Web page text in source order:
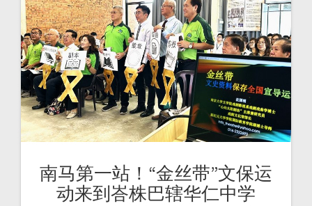
南马第一站！“金丝带”文保运
动来到峇株巴辖华仁中学